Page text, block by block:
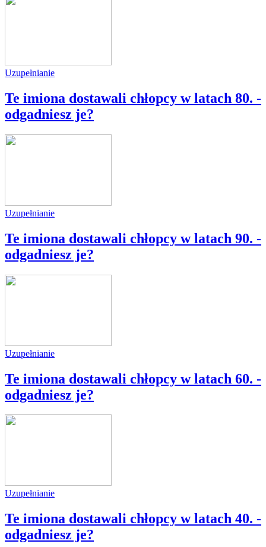
Uzupełnianie
Te imiona dostawali chłopcy w latach 80. -
odgadniesz je?
Uzupełnianie
Te imiona dostawali chłopcy w latach 90. -
odgadniesz je?
Uzupełnianie
Te imiona dostawali chłopcy w latach 60. -
odgadniesz je?
Uzupełnianie
Te imiona dostawali chłopcy w latach 40. -
odgadniesz je?